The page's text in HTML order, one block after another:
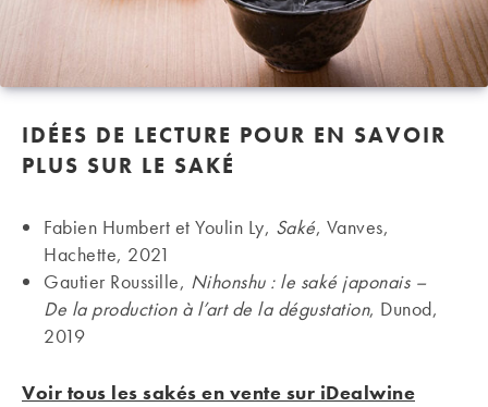
IDÉES DE LECTURE POUR EN SAVOIR
PLUS SUR LE SAKÉ
Fabien Humbert et Youlin Ly, Saké, Vanves,
Hachette, 2021
Gautier Roussille, Nihonshu : le saké japonais –
De la production à l’art de la dégustation, Dunod,
2019
Voir tous les sakés en vente sur iDealwine